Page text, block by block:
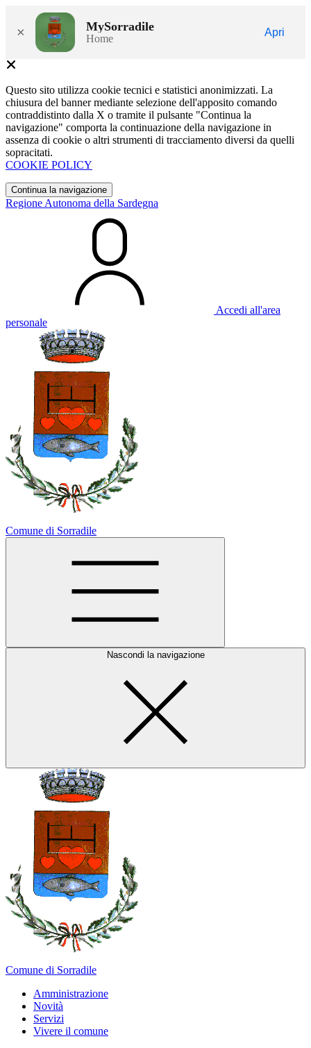
× MySorradile
Home
Apri
Questo sito utilizza cookie tecnici e statistici anonimizzati. La
chiusura del banner mediante selezione dell'apposito comando
contraddistinto dalla X o tramite il pulsante "Continua la
navigazione" comporta la continuazione della navigazione in
assenza di cookie o altri strumenti di tracciamento diversi da quelli
sopracitati.
COOKIE POLICY
Continua la navigazione
Regione Autonoma della Sardegna
Accedi all'area
personale
Comune di Sorradile
Nascondi la navigazione
Comune di Sorradile
Amministrazione
Novità
Servizi
Vivere il comune